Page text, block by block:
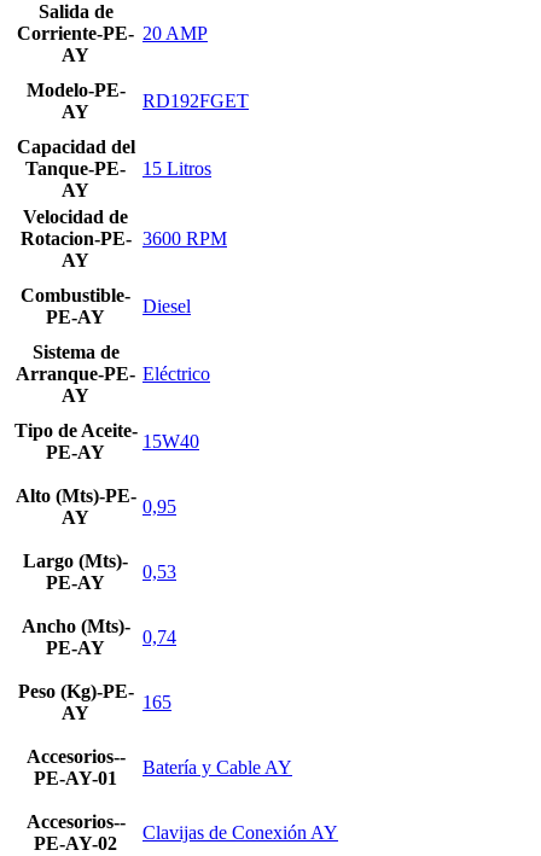
Salida de
Corriente-PE-
AY
20 AMP
Modelo-PE-
AY
RD192FGET
Capacidad del
Tanque-PE-
AY
15 Litros
Velocidad de
Rotacion-PE-
AY
3600 RPM
Combustible-
PE-AY
Diesel
Sistema de
Arranque-PE-
AY
Eléctrico
Tipo de Aceite-
PE-AY
15W40
Alto (Mts)-PE-
AY
0,95
Largo (Mts)-
PE-AY
0,53
Ancho (Mts)-
PE-AY
0,74
Peso (Kg)-PE-
AY
165
Accesorios--
PE-AY-01
Batería y Cable AY
Accesorios--
PE-AY-02
Clavijas de Conexión AY